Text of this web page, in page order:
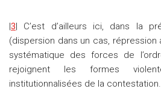
|3| C’est d’ailleurs ici, dans la
(dispersion dans un cas,
systématique des forces de
rejoignent les formes
institutionnalisées de la contestation.